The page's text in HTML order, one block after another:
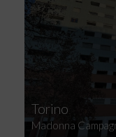
Torino
Madonna